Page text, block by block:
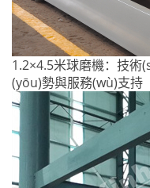
1.2×4.5米球磨機：技
(yōu)勢與服務(wù)支持